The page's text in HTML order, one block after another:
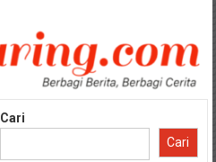
Cari
Cari